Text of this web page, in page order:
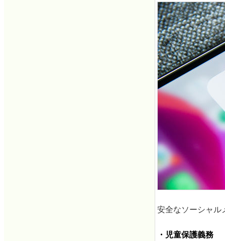
安全なソーシャル
・児童保護義務